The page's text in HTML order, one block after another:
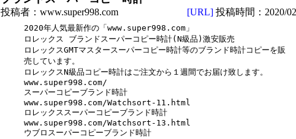
投稿者：www.super998.com
[URL] 投稿時間：2020/
2020年人気最新作の「www.super998.com」
ロレックス ブランドスーパーコピー時計(N級品)激安販売
ロレックスGMTマスタースーパーコピー時計等のブランド時計コピーを販
売しています。
ロレックスN級品コピー時計はご注文から１週間でお届け致します。
www.super998.com/
スーパーコピーブランド時計
www.super998.com/Watchsort-11.html
ロレックススーパーコピーブランド時計
www.super998.com/Watchsort-13.html
ウブロスーパーコピーブランド時計